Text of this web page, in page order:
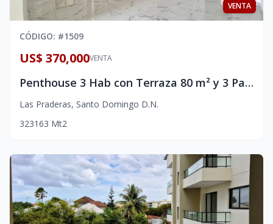
VENTA
CÓDIGO: #1509
VENTA
US$ 370,000
Penthouse 3 Hab con Terraza 80 m² y 3 Parqueos | US$370K Las Praderas
Las Praderas, Santo Domingo D.N.
323163 Mt2